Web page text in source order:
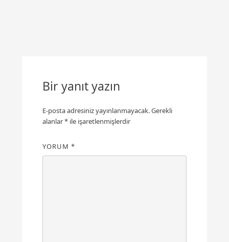
Bir yanıt yazın
E-posta adresiniz yayınlanmayacak.Gerekli
alanlar*ile işaretlenmişlerdir
YORUM *